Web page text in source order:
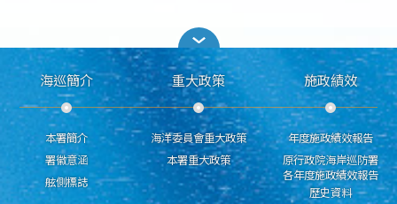
海巡簡介
本署簡介
署徽意涵
舷側標誌
重大政策
海洋委員會重大政策
本署重大政策
施政績效
年度施政績效報告
原行政院海岸巡防署
各年度施政績效報告
歷史資料